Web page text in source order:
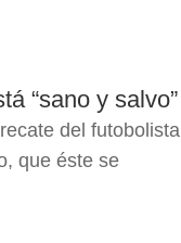
“sano y salvo”
del futobolista
que éste se